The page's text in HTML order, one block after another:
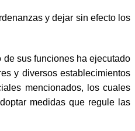
y dejar sin efecto los
sus funciones ha ejecutado
y diversos establecimientos
mencionados, los cuales
medidas que regule las